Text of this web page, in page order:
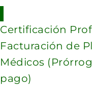
Certificación
Facturación de
Médicos
pago)